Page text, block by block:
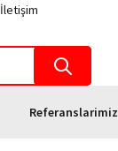
İletişim
Referanslarimiz